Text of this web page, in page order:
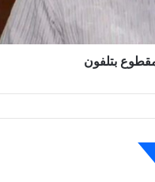
بتلفون